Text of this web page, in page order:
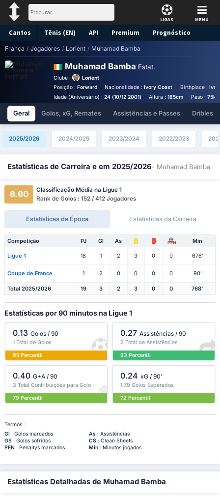
LIGAS MENU
Cantos Tênis (EN) API Premium Prognóstico
França / Jogadores / Lorient / Muhamad Bamba
Muhamad Bamba Estat.
Clube :
Lorient
Posição : Forward Nacionalidade :Ivory Coast Birthplace :
Idade (Aniversário) : 24 (10/12 2001) Altura :185cm Peso : 75kg
Geral Golos, xG, Remates Assistências e Passes Dribles
2025/2026 2024/2025 2023/2024 2022/2023
Estatísticas de Carreira e em 2025/2026- Muhamad Bamba
6.60
Classificação Média na Ligue 1
Rank de Golos : 152 / 412 Jogadores
Estatísticas de Época Estatísticas da Carreira
Competição PJ Gl As PEN Min
Ligue 1 18 1 2 3 0 0 678'
Coupe de France 1 2 0 0 0 0 90'
Total 2025/2026 19 3 2 3 0 0 768'
Estatísticas por 90 minutos na Ligue 1
0.13 Golos / 90
1 Total de Golos
65 Percentil
0.27 Assistências / 90
2 Total de Assistências
93 Percentil
0.40 G+A / 90
3 Total Contribuições para Golo
79 Percentil
0.24 xG / 90'
1.79 Golos Esperados
72 Percentil
Termos :
Gl : Golos marcados As: Assistências
GS: Golos sofridos CS: Clean Sheets
PEN: Penaltys marcados Min: Minutos jogados
Estatísticas Detalhadas de Muhamad Bamba